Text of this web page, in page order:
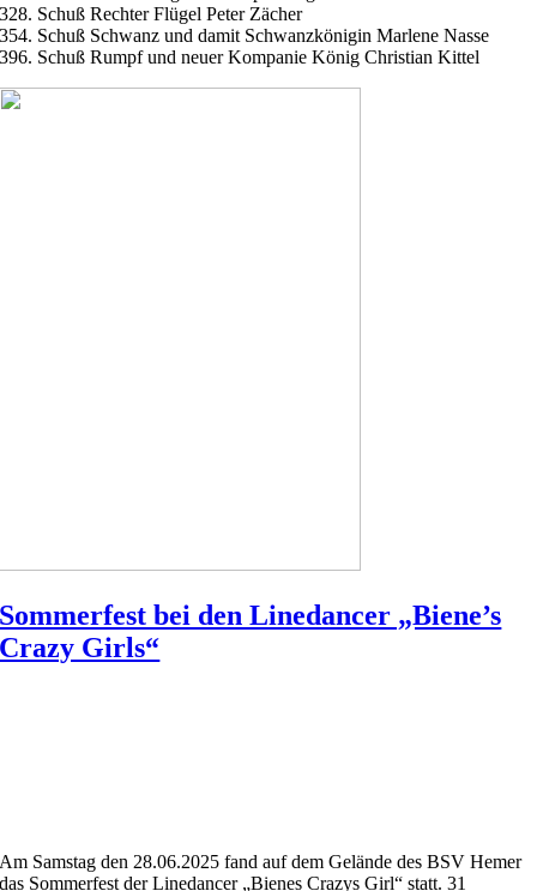
328. Schuß Rechter Flügel Peter Zächer
354. Schuß Schwanz und damit Schwanzkönigin Marlene Nasse
396. Schuß Rumpf und neuer Kompanie König Christian Kittel
Sommerfest bei den Linedancer „Biene’s
Crazy Girls“
Am Samstag den 28.06.2025 fand auf dem Gelände des BSV Hemer
das Sommerfest der Linedancer „Bienes Crazys Girl“ statt. 31